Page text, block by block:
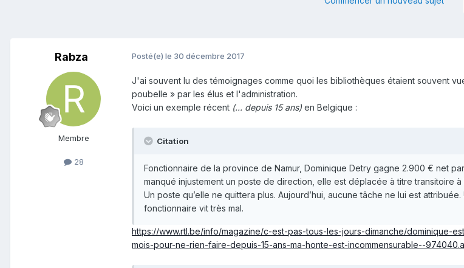
Rabza
Membre
28
Posté(e) le 30 décembre 2017
J'ai souvent lu des témoignages comme quoi les bibliothèques étaient souvent
poubelle » par les élus et l'administration.
Voici un exemple récent (... depuis 15 ans) en Belgique :
Citation
Fonctionnaire de la province de Namur, Dominique Detry gagne 2.900 € net
manqué injustement un poste de direction, elle est déplacée à titre transitoire
Un poste qu’elle ne quittera plus. Aujourd’hui, aucune tâche ne lui est
fonctionnaire vit très mal.
https://www.rtl.be/info/magazine/c-est-pas-tous-les-jours-dimanche/dominique-
mois-pour-ne-rien-faire-depuis-15-ans-ma-honte-est-incommensurable--